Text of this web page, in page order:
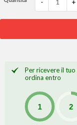
- +
Per ricevere il
ordina entro